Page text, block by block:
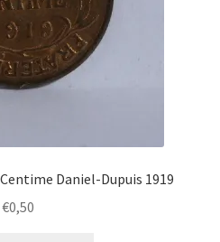
Daniel-Dupuis 1919
€0,50